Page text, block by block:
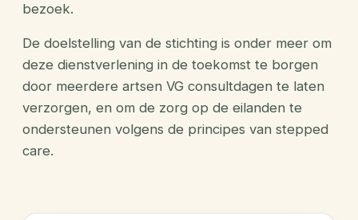
bezoek.
De doelstelling van de stichting is onder meer om
deze dienstverlening in de toekomst te borgen
door meerdere artsen VG consultdagen te laten
verzorgen, en om de zorg op de eilanden te
ondersteunen volgens de principes van stepped
care.